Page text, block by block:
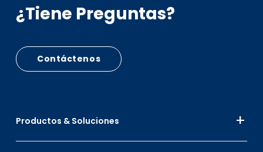
Productos & Soluciones
¿Tiene Preguntas?
Contáctenos